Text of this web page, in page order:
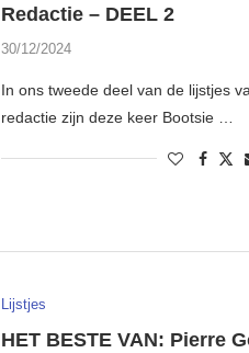
Redactie – DEEL 2
30/12/2024
In ons tweede deel van de lijstjes
redactie zijn deze keer Bootsie …
Lijstjes
HET BESTE VAN: Pierre